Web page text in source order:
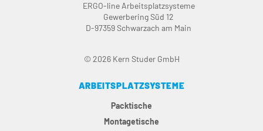
ERGO-line Arbeitsplatzsysteme
Gewerbering Süd 12
D-97359 Schwarzach am Main
© 2026 Kern Studer GmbH
ARBEITSPLATZSYSTEME
Packtische
Montagetische